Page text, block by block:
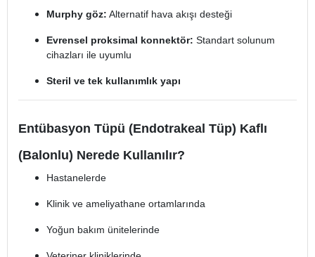
Murphy göz: Alternatif hava akışı desteği
Evrensel proksimal konnektör: Standart solunum
cihazları ile uyumlu
Steril ve tek kullanımlık yapı
Entübasyon Tüpü (Endotrakeal Tüp) Kaflı
(Balonlu) Nerede Kullanılır?
Hastanelerde
Klinik ve ameliyathane ortamlarında
Yoğun bakım ünitelerinde